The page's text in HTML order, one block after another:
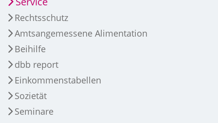
Rechtsschutz
Amtsangemessene Alimentation
Beihilfe
dbb report
Einkommenstabellen
Sozietät
Seminare